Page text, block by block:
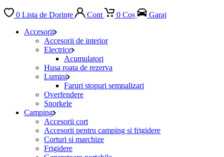
0 Lista de Dorințe Cont 0 Coș
Garaj
Accesorii
Accesorii de interior
Electrice
Acumulatori
Husa roata de rezerva
Lumini
Faruri stopuri semnalizari
Overfendere
Snorkele
Camping
Accesorii cort
Accesorii pentru camping si frigidere
Corturi si marchize
Frigidere